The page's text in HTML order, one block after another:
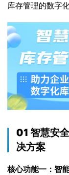
库存管理的数字
01 智慧安
决方案
核心功能一：智